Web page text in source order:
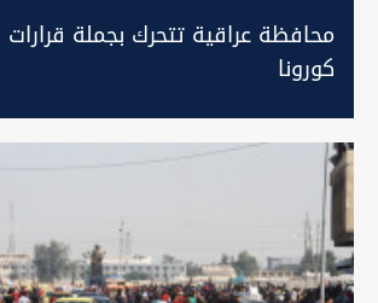
محافظة عراقية تتحرك بجملة
كورونا